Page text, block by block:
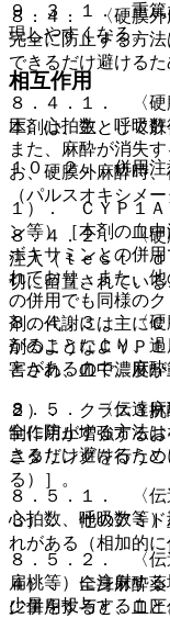
９．３．１． 重篤
現しやすくなる。
相互作用
本剤は、主として
１０．２． 併用注
１）． ＣＹＰ１Ａ
ン等）［本剤の血
ボキサミンとの併
れており、また、
の併用でも同様の
剤の代謝には主に
剤のようなＣＹＰ
害され、血中濃度が
２）． クラス３抗
制作用が増強する
ニタリングを行う
る）］。
３）． 他のアミド
れがある（相加的に
４）． 全身麻酔薬
に併用すると、血
８．４． 〈硬膜外
完全に防止する方
できるだけ避ける
８．４．１． 〈硬
圧、心拍数、呼吸
また、麻酔が消失
お、硬膜外麻酔時
（パルスオキシメ
８．４．２． 〈硬
注入（ｔｅｓｔ ｄ
切に留置されてい
８．４．３． 〈硬
がることにより、
とがあるので、麻
８．５． 〈伝達麻
全に防止する方法
きるだけ避けるた
８．５．１． 〈伝
心拍数、呼吸数等
８．５．２． 〈伝
扁桃等）に注射す
少量を投与すること